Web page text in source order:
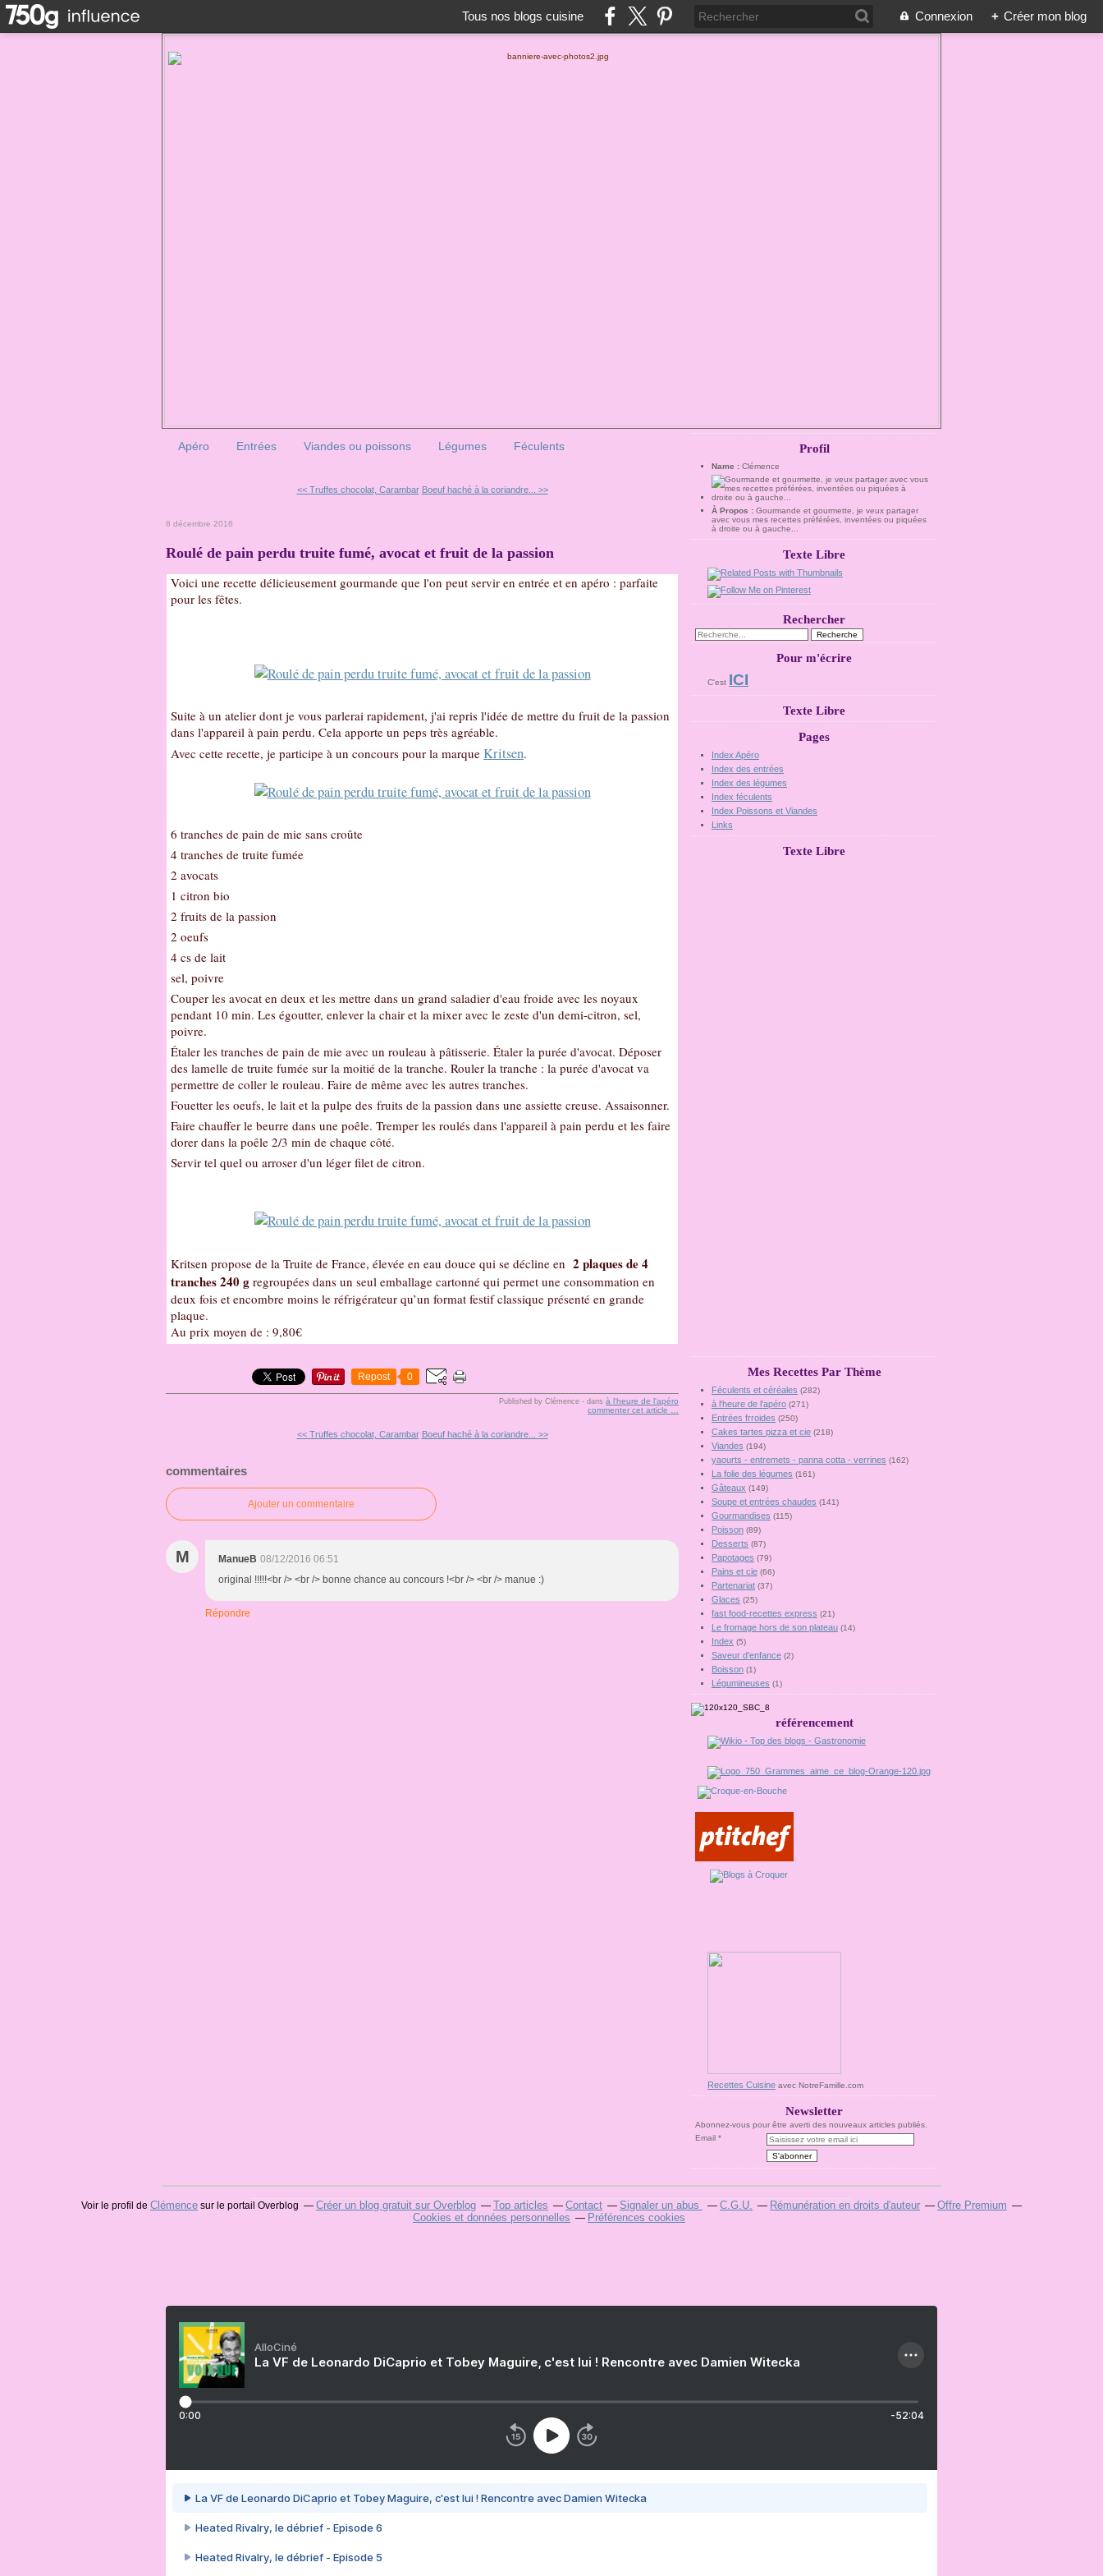
Tous nos blogs cuisine Connexion + Créer mon blog
Apéro Entrées Viandes ou poissons Légumes Féculents
<< Truffes chocolat, Carambar Boeuf haché à la coriandre... >>
8 décembre 2016
Roulé de pain perdu truite fumé, avocat et fruit de la passion
Voici une recette délicieusement gourmande que l'on peut servir en entrée et en apéro : parfaite
pour les fêtes.
Suite à un atelier dont je vous parlerai rapidement, j'ai repris l'idée de mettre du fruit de la passion
dans l'appareil à pain perdu. Cela apporte un peps très agréable.
Avec cette recette, je participe à un concours pour la marque Kritsen.
6 tranches de pain de mie sans croûte
4 tranches de truite fumée
2 avocats
1 citron bio
2 fruits de la passion
2 oeufs
4 cs de lait
sel, poivre
Couper les avocat en deux et les mettre dans un grand saladier d'eau froide avec les noyaux
pendant 10 min. Les égoutter, enlever la chair et la mixer avec le zeste d'un demi-citron, sel,
poivre.
Étaler les tranches de pain de mie avec un rouleau à pâtisserie. Étaler la purée d'avocat. Déposer
des lamelle de truite fumée sur la moitié de la tranche. Rouler la tranche : la purée d'avocat va
permettre de coller le rouleau. Faire de même avec les autres tranches.
Fouetter les oeufs, le lait et la pulpe des fruits de la passion dans une assiette creuse. Assaisonner.
Faire chauffer le beurre dans une poêle. Tremper les roulés dans l'appareil à pain perdu et les faire
dorer dans la poêle 2/3 min de chaque côté.
Servir tel quel ou arroser d'un léger filet de citron.
Kritsen propose de la Truite de France, élevée en eau douce qui se décline en 2 plaques de 4
tranches 240 g regroupées dans un seul emballage cartonné qui permet une consommation en
deux fois et encombre moins le réfrigérateur qu’un format festif classique présenté en grande
plaque.
Au prix moyen de : 9,80€
Repost 0
Published by Clémence - dans à l'heure de l'apéro
commenter cet article
<< Truffes chocolat, Carambar Boeuf haché à la coriandre... >>
commentaires
Ajouter un commentaire
M ManueB 08/12/2016 06:51
original !!!!!<br /> <br /> bonne chance au concours !<br /> <br /> manue :)
Répondre
Profil
Name : Clémence
À Propos : Gourmande et gourmette, je veux partager
avec vous mes recettes préférées, inventées ou piquées
à droite ou à gauche...
Texte Libre
Rechercher
Pour m'écrire
C'est ICI
Texte Libre
Pages
Index Apéro
Index des entrées
Index des légumes
Index féculents
Index Poissons et Viandes
Links
Texte Libre
Mes Recettes Par Thème
Féculents et céréales (282)
à l'heure de l'apéro (271)
Entrées frroides (250)
Cakes tartes pizza et cie (218)
Viandes (194)
yaourts - entremets - panna cotta - verrines (162)
La folie des légumes (161)
Gâteaux (149)
Soupe et entrées chaudes (141)
Gourmandises (115)
Poisson (89)
Desserts (87)
Papotages (79)
Pains et cie (66)
Partenariat (37)
Glaces (25)
fast food-recettes express (21)
Le fromage hors de son plateau (14)
Index (5)
Saveur d'enfance (2)
Boisson (1)
Légumineuses (1)
référencement
Recettes Cuisine avec NotreFamille.com
Newsletter
Abonnez-vous pour être averti des nouveaux articles publiés.
Email
Voir le profil de Clémence sur le portail Overblog Créer un blog gratuit sur Overblog Top articles Contact Signaler un abus C.G.U. Rémunération en droits d'auteur
Offre Premium
Cookies et données personnelles
Préférences cookies
AlloCiné
La VF de Leonardo DiCaprio et Tobey Maguire, c'est lui ! Rencontre avec Damien Witecka
0:00 -52:04
La VF de Leonardo DiCaprio et Tobey Maguire, c'est lui ! Rencontre avec Damien Witecka
Heated Rivalry, le débrief - Episode 6
Heated Rivalry, le débrief - Episode 5